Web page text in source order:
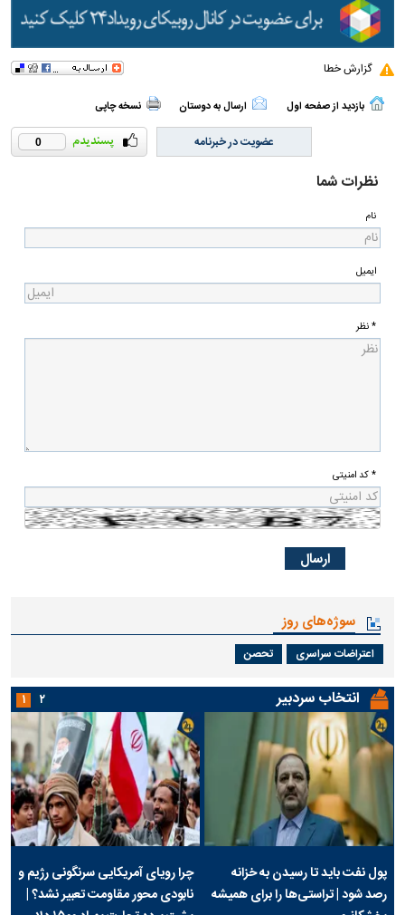
گزارش خطا
بازدید از صفحه اول ارسال به دوستان نسخه چاپی
0 عضویت در خبرنامه
نظرات شما
نام
ایمیل
* نظر
* کد امنیتی
سوژه‌های روز
اعتراضات سراسری تحصن
انتخاب سردبیر
پول نفت باید تا رسیدن به خزانه
رصد شود | تراستی‌ها را برای همیشه
چرا رویای آمریکایی سرنگونی رژیم و
نابودی محور مقاومت تعبیر نشد؟ |
۱ ۲